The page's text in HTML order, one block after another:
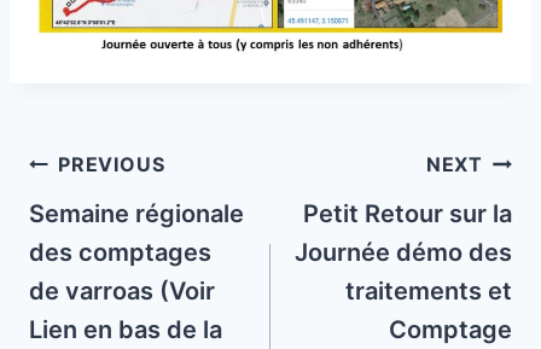
Post
navigation
PREVIOUS
Semaine régionale
des comptages
de varroas (Voir
Lien en bas de la
NEXT
Petit Retour sur la
Journée démo des
traitements et
Comptage